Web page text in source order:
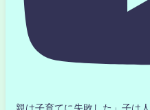
親は子育てに失敗した」子は